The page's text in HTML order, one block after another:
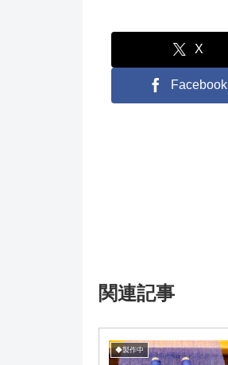
X
Facebook
関連記事
◆製作中